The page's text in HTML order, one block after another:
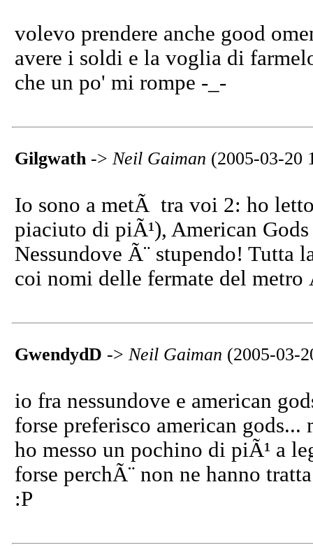
volevo prendere anche good
avere i soldi e la voglia di
che un po' mi rompe -_-
Gilgwath -> Neil Gaiman (2005-03-20
Io sono a metÃ tra voi 2: ho
piaciuto di piÃ¹), American
Nessundove Ã¨ stupendo! Tutta
coi nomi delle fermate del metro
GwendydD -> Neil Gaiman (2005-03-
io fra nessundove e american
forse preferisco american gods...
ho messo un pochino di piÃ¹ a
forse perchÃ¨ non ne hanno
:P